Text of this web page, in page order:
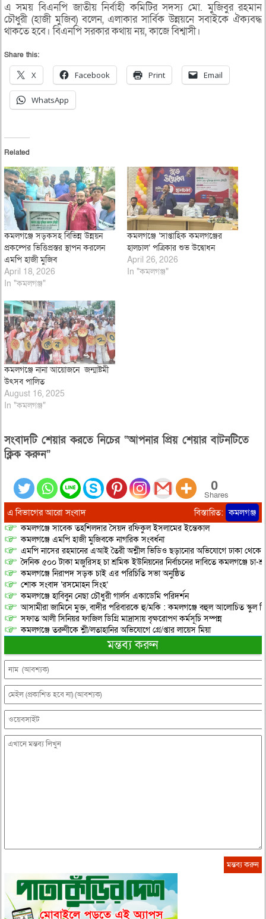
এ সময় বিএনপি জাতীয় নির্বাহী কমিটির সদস্য মো. মুজিবুর রহমান
চৌধুরী (হাজী মুজিব) বলেন, এলাকার সার্বিক উন্নয়নে সবাইকে ঐক্যবদ্ধ
থাকতে হবে। বিএনপি সরকার কথায় নয়, কাজে বিশ্বাসী।
Share this:
X Facebook Print Email
WhatsApp
Related
কমলগঞ্জে সড়কসহ বিভিন্ন উন্নয়ন
প্রকল্পের ভিত্তিপ্রস্তর স্থাপন করলেন
এমপি হাজী মুজিব
April 18, 2026
In "কমলগঞ্জ"
কমলগঞ্জে ‘সাপ্তাহিক কমলগঞ্জের
হালচাল’ পত্রিকার শুভ উদ্বোধন
April 26, 2026
In "কমলগঞ্জ"
কমলগঞ্জে নানা আয়োজনে জন্মাষ্টমী
উৎসব পালিত
August 16, 2025
In "কমলগঞ্জ"
সংবাদটি শেয়ার করতে নিচের “আপনার প্রিয় শেয়ার বাটনটিতে
ক্লিক করুন”
0
Shares
এ বিভাগের আরো সংবাদ বিস্তারিত: কমলগঞ্জ
কমলগঞ্জে সাবেক তহশিলদার সৈয়দ রফিকুল ইসলামের ইন্তেকাল
কমলগঞ্জে এমপি হাজী মুজিবকে নাগরিক সংবর্ধনা
এমপি নাসের রহমানের এআই তৈরী অশ্লীল ভিডিও ছড়ানোর অভিযোগে ঢাকা থেকে
দৈনিক ৫০০ টাকা মজুরিসহ চা শ্রমিক ইউনিয়নের নির্বাচনের দাবিতে কমলগঞ্জে চা-
কমলগঞ্জে নিরাপদ সড়ক চাই এর পরিচিতি সভা অনুষ্ঠিত
শোক সংবাদ ‘রসমোহন সিংহ’
কমলগঞ্জে হাবিবুন নেছা চৌধুরী গার্লস একাডেমি পরিদর্শন
আসামীরা জামিনে মুক্ত, বাদীর পরিবারকে হু/মকি : কমলগঞ্জে বহুল আলোচিত স্কুল
সফাত আলী সিনিয়র ফাজিল ডিগ্রি মাদ্রাসায় বৃক্ষরোপণ কর্মসূচি সম্পন্ন
কমলগঞ্জে তরুণীকে শ্লী/লতাহানির অভিযোগে গ্রে/প্তার লায়েস মিয়া
মন্তব্য করুন